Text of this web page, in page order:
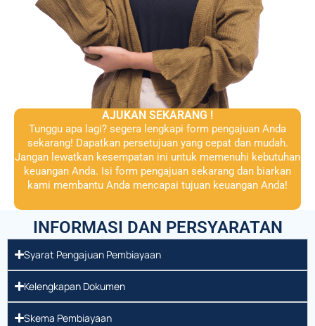
AJUKAN SEKARANG !
Tunggu apa lagi? segera lengkapi form pengajuan Anda
sekarang! Dapatkan persetujuan yang cepat dan mudah.
Jangan lewatkan kesempatan ini untuk memenuhi kebutuhan
keuangan Anda. Isi form pengajuan sekarang dan biarkan
kami membantu Anda mencapai tujuan keuangan Anda!
INFORMASI DAN PERSYARATAN
Syarat Pengajuan Pembiayaan
Kelengkapan Dokumen
Skema Pembiayaan